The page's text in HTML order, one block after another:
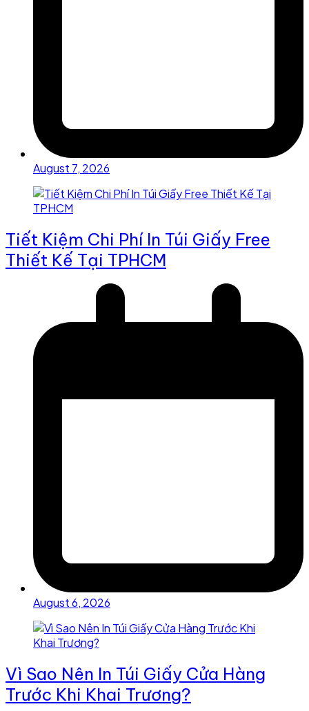
August 7, 2026
Tiết Kiệm Chi Phí In Túi Giấy Free
Thiết Kế Tại TPHCM
August 6, 2026
Vì Sao Nên In Túi Giấy Cửa Hàng
Trước Khi Khai Trương?